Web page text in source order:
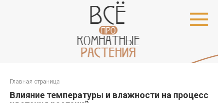
Главная страница
Влияние температуры и влажности на процесс